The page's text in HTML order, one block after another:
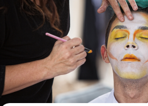
Sök kurser och evenemang
Starta studiecirkel
Cirkelledare